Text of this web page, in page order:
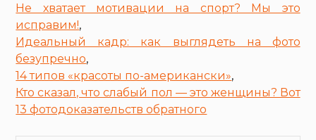
Не хватает мотивации на спорт? Мы это
исправим!,
Идеальный кадр: как выглядеть на фото
безупречно,
14 типов «красоты по-американски»,
Кто сказал, что слабый пол — это женщины? Вот
13 фотодоказательств обратного